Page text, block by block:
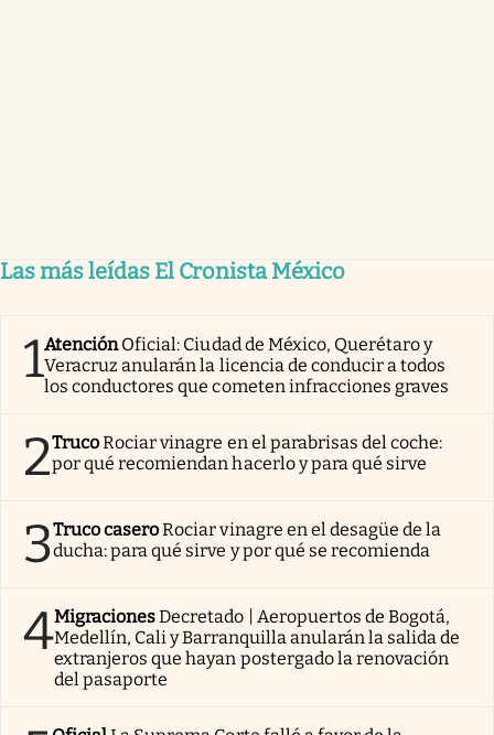
Las más leídas El Cronista México
1AtenciónOficial: Ciudad de México, Querétaro y
Veracruz anularán la licencia de conducir a todos
los conductores que cometen infracciones graves
2TrucoRociar vinagre en el parabrisas del coche:
por qué recomiendan hacerlo y para qué sirve
3Truco caseroRociar vinagre en el desagüe de la
ducha: para qué sirve y por qué se recomienda
4MigracionesDecretado | Aeropuertos de Bogotá,
Medellín, Cali y Barranquilla anularán la salida de
extranjeros que hayan postergado la renovación
del pasaporte